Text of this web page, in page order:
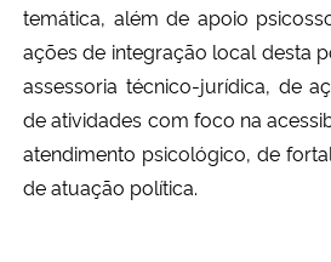
temática, além de apoio
ações de integração local desta
assessoria técnico-jurídica, de
de atividades com foco na
atendimento psicológico, de
de atuação política.